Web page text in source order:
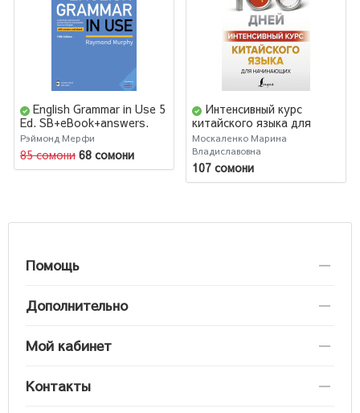
English Grammar in Use 5
Ed. SB+eBook+answers.
Raymond Murphy
Рэймонд Мерфи
85 сомони 68 сомони
Интенсивный курс
китайского языка для
начинающих
Москаленко Марина
Владиславовна
107 сомони
Помощь
Дополнительно
Мой кабинет
Контакты